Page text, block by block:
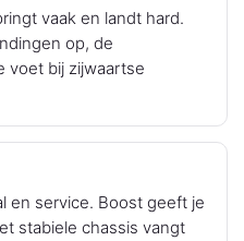
vaak en landt hard.
op, de
voet bij zijwaartse
en service. Boost geeft je
stabiele chassis vangt